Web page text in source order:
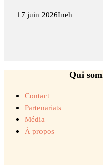
17 juin 2026Ineh
Qui
Contact
Partenariats
Média
À propos